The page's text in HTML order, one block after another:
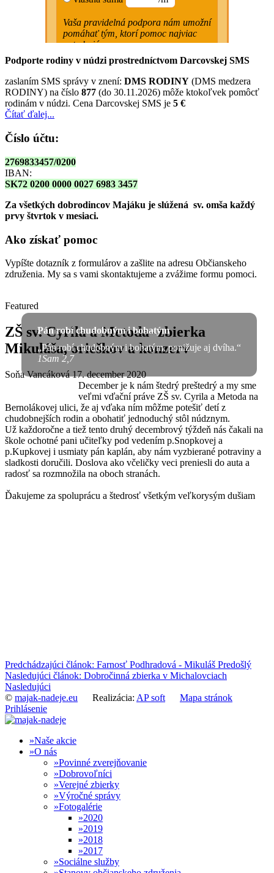
Podporte rodiny v núdzi prostredníctvom Darcovskej SMS
zaslaním SMS správy v znení: DMS RODINY (DMS medzera
RODINY) na číslo 877 (do 30.11.2026) môže ktokoľvek pomôcť
rodinám v núdzi. Cena Darcovskej SMS je 5 €
Čítať ďalej...
Číslo účtu:
2769833457/0200
IBAN:
SK72 0200 0000 0027 6983 3457
Za všetkých dobrodincov Majáku je slúžená sv. omša každý
prvy štvrtok v mesiaci.
Ako získať pomoc
Vypíšte dotazník z formulárov a zašlite na adresu Občianskeho
združenia. My sa s vami skontaktujeme a zvážime formu pomoci.
Pán robí chudobným i bohatým
„Pán robí chudobným i bohatým, ponižuje aj dvíha.“
1Sam 2,7
Featured
ZŠ sv. Cyrila a Metoda- zbierka
Mikuláša, orieškov a konzerv
Soňa Vancáková 17. december 2020
December je k nám štedrý preštedrý a my sme
veľmi vďační práve ZŠ sv. Cyrila a Metoda na
Bernolákovej ulici, že aj vďaka ním môžme potešiť detí z
chudobnejších rodin a obohatiť jednoduchý stôl núdznym.
Už každoročne a tiež tento druhý decembrový týždeň nás čakali na
škole ochotné pani učiteľky pod vedením p.Snopkovej a
p.Kupkovej i usmiaty pán kaplán, aby nám vyzbierané potraviny a
sladkosti doručili. Doslova ako včeličky veci preniesli do auta a
radosť sa rozmnožila na oboch stranách.
Ďakujeme za spoluprácu a štedrosť všetkým veľkorysým dušiam
Predchádzajúci článok: Farnosť Podhradová - Mikuláš Predošlý
Nasledujúci článok: Dobročinná zbierka v Michalovciach
Nasledujúci
© majak-nadeje.eu Realizácia: AP soft
Mapa stránok
Prihlásenie
Naše akcie
O nás
Povinné zverejňovanie
Dobrovoľníci
Verejné zbierky
Výročné správy
Fotogalérie
2020
2019
2018
2017
Sociálne služby